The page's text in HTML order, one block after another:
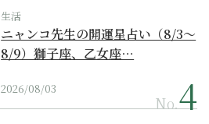
生活
ニャンコ先生の開運星占い（8/3～
8/9）獅子座、乙女座…
2026/08/03
No.